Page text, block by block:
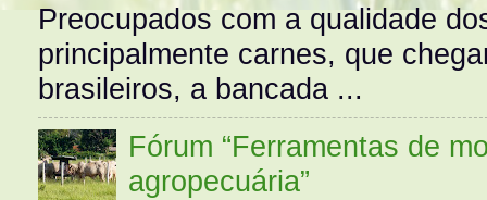
Preocupados com a qualidade
principalmente carnes, que
brasileiros, a bancada ...
Fórum “Ferramentas de
agropecuária”